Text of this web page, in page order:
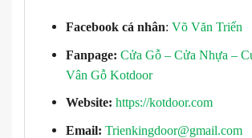
Facebook cá nhân: Võ Văn Triển
Fanpage: Cửa Gỗ – Cửa Nhựa –
Vân Gỗ Kotdoor
Website: https://kotdoor.com
Email: Trienkingdoor@gmail.com